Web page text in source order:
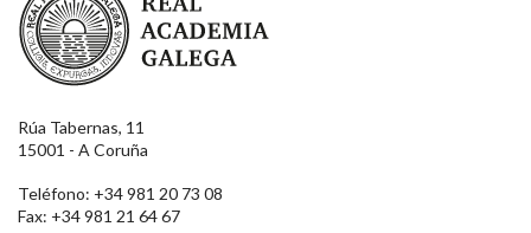
Rúa Tabernas, 11
15001 - A Coruña
Teléfono: +34 981 20 73 08
Fax: +34 981 21 64 67